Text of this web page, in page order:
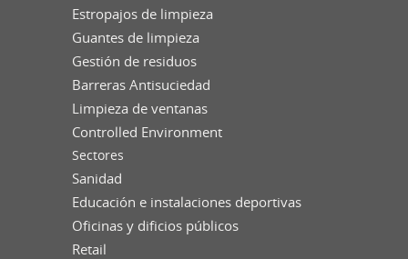
Estropajos de limpieza
Guantes de limpieza
Gestión de residuos
Barreras Antisuciedad
Limpieza de ventanas
Controlled Environment
Sectores
Sanidad
Educación e instalaciones deportivas
Oficinas y dificios públicos
Retail